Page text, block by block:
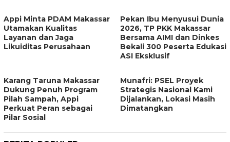
Appi Minta PDAM Makassar
Utamakan Kualitas
Layanan dan Jaga
Likuiditas Perusahaan
Pekan Ibu Menyusui Dunia
2026, TP PKK Makassar
Bersama AIMI dan Dinkes
Bekali 300 Peserta Edukasi
ASI Eksklusif
Karang Taruna Makassar
Dukung Penuh Program
Pilah Sampah, Appi
Perkuat Peran sebagai
Pilar Sosial
Munafri: PSEL Proyek
Strategis Nasional Kami
Dijalankan, Lokasi Masih
Dimatangkan